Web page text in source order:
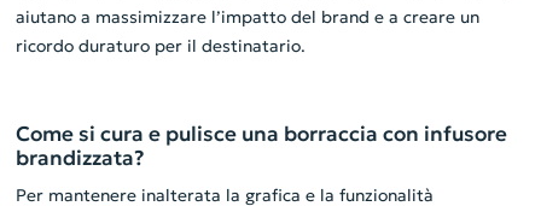
aiutano a massimizzare l’impatto del brand e a creare un
ricordo duraturo per il destinatario.
Come si cura e pulisce una borraccia con infusore
brandizzata?
Per mantenere inalterata la grafica e la funzionalità